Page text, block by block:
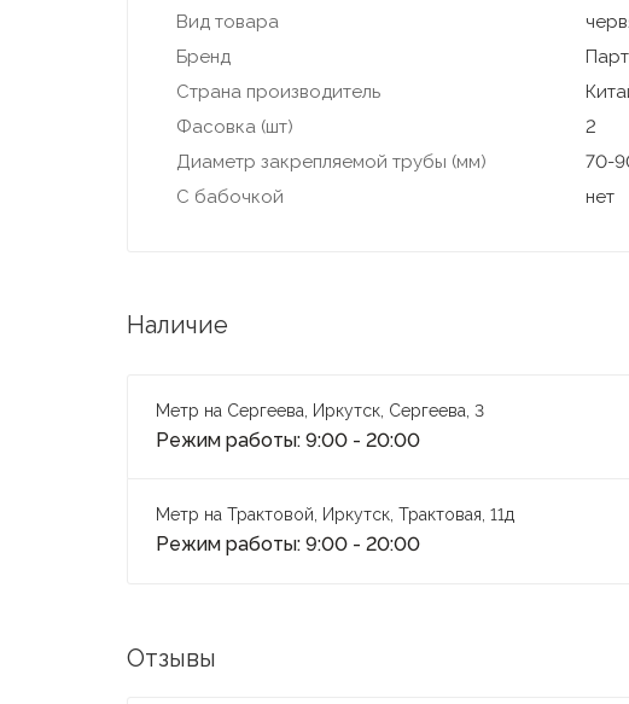
Вид товара
Бренд
Страна производитель
Фасовка (шт)
2
Диаметр закрепляемой трубы (мм)
70-
С бабочкой
нет
Наличие
Метр на Сергеева, Иркутск, Сергеева, 3
Режим работы: 9:00 - 20:00
Метр на Трактовой, Иркутск, Трактовая, 11д
Режим работы: 9:00 - 20:00
Отзывы